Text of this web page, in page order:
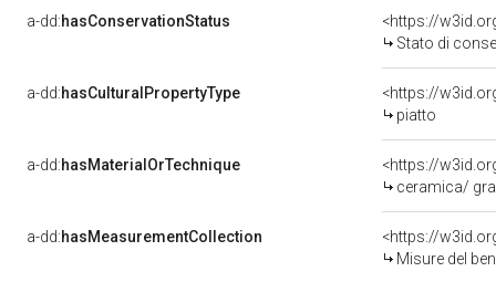
a-dd:hasConservationStatus
<https://
Stato di
a-dd:hasCulturalPropertyType
piatto
a-dd:hasMaterialOrTechnique
<https://
ceramica/
a-dd:hasMeasurementCollection
<https://
Misure del